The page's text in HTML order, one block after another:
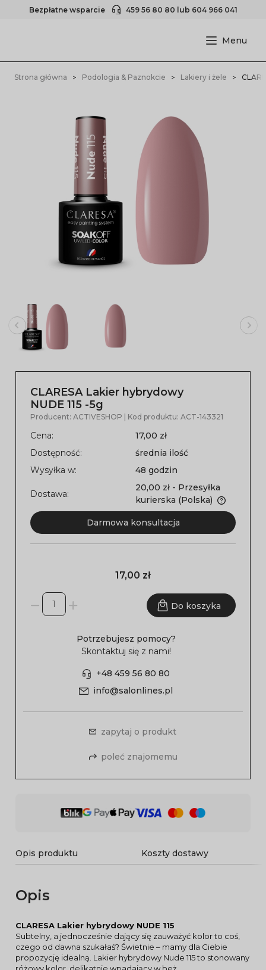
Bezpłatne wsparcie 459 56 80 80 lub 604 966 041
Strona główna Podologia & Paznokcie Lakiery i żele
CLARESA Lakier hybrydowy
NUDE 115 -5g
Producent: ACTIVESHOP | Kod produktu: ACT-143321
Cena:
17,00 zł
Dostępność:
średnia ilość
Wysyłka w:
48 godzin
Dostawa:
20,00 zł - Przesyłka
kurierska (Polska)
Darmowa konsultacja
17,00 zł
Do koszyka
Potrzebujesz pomocy?
Skontaktuj się z nami!
+48 459 56 80 80
info@salonlines.pl
zapytaj o produkt
poleć znajomemu
Opis produktu Koszty dostawy
Opis
CLARESA Lakier hybrydowy NUDE 115
Subtelny, a jednocześnie dający się zauważyć kolor to coś,
czego od dawna szukałaś? Świetnie – mamy dla Ciebie
propozycję idealną. Lakier hybrydowy Nude 115 to stonowany